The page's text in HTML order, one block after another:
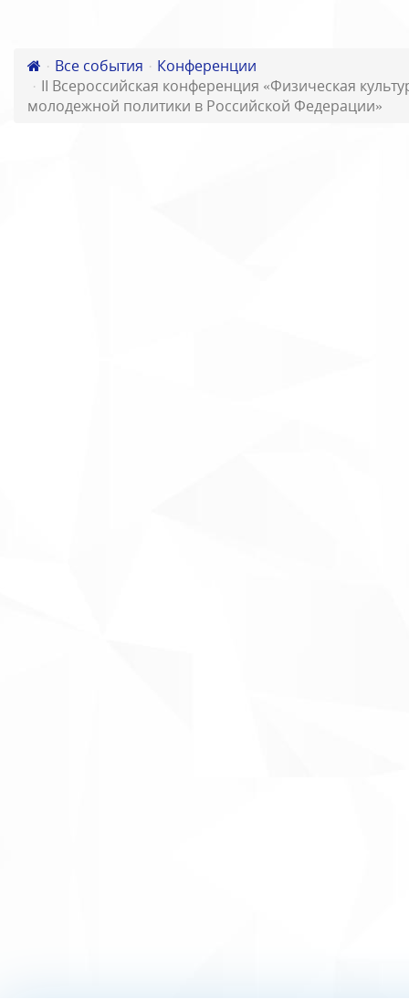
Все события
Конференции
II Всероссийская конференция «Физическая
молодежной политики в Российской Федерации»